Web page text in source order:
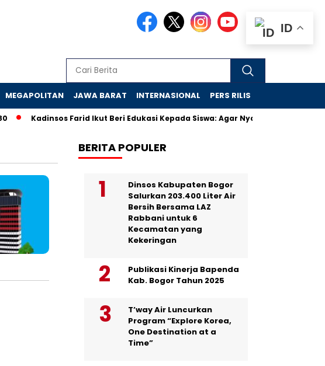
MEGAPOLITAN JAWA BARAT INTERNASIONAL PERS RILIS
Kadinsos Farid Ikut Beri Edukasi Kepada Siswa: Agar Nyaman di Sekolah
BERITA POPULER
Dinsos Kabupaten Bogor
Salurkan 203.400 Liter Air
Bersih Bersama LAZ
Rabbani untuk 6
Kecamatan yang
Kekeringan
Publikasi Kinerja Bapenda
Kab. Bogor Tahun 2025
T’way Air Luncurkan
Program “Explore Korea,
One Destination at a
Time”
ID